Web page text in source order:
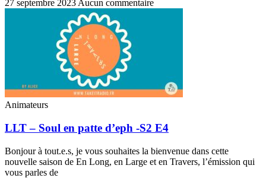
27 septembre 2023 Aucun commentaire
Animateurs
LLT – Soul en patte d’eph -S2 E4
Bonjour à tout.e.s, je vous souhaites la bienvenue dans cette
nouvelle saison de En Long, en Large et en Travers, l’émission qui
vous parles de